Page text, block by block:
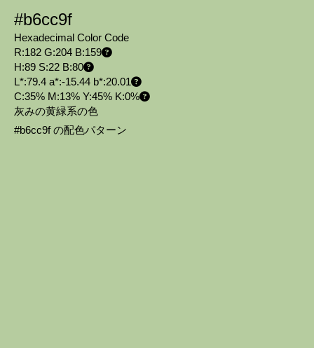
#b6cc9f
Hexadecimal Color Code
R:182 G:204 B:159
H:89 S:22 B:80
L*:79.4 a*:-15.44 b*:20.01
C:35% M:13% Y:45% K:0%
灰みの黄緑系の色
#b6cc9f の配色パターン